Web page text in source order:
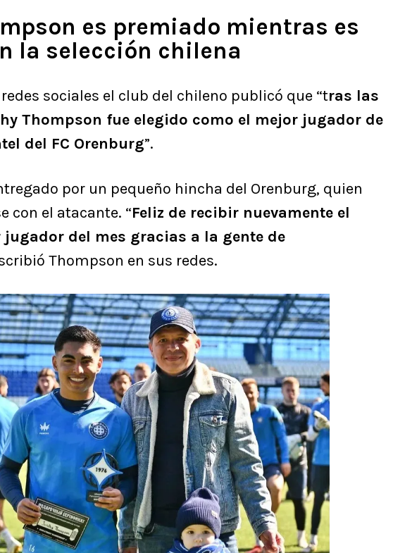
es premiado mientras es
la selección chilena
sociales el club del chileno publicó que “tras las
Thompson fue elegido como el mejor jugador de
del FC Orenburg”.
por un pequeño hincha del Orenburg, quien
con el atacante. “Feliz de recibir nuevamente el
del mes gracias a la gente de
Thompson en sus redes.